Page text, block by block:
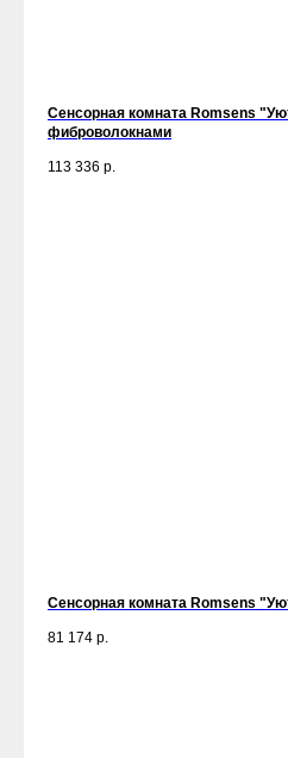
Сенсорная комната Romsens
фиброволокнами
113 336 р.
Сенсорная комната Romsens
81 174 р.